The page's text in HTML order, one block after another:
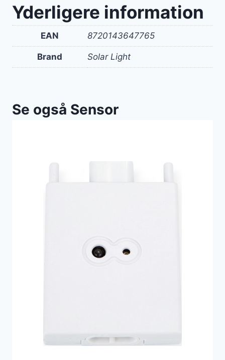
Yderligere information
EAN 8720143647765
Brand Solar Light
Se også Sensor